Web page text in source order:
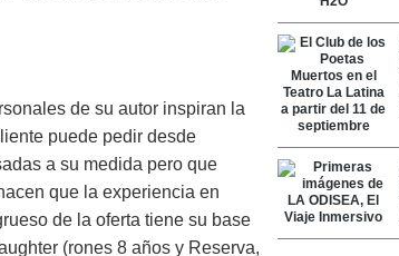
de su autor inspiran la
puede pedir desde
a su medida pero que
que la experiencia en
de la oferta tiene su base
(rones 8 años y Reserva,